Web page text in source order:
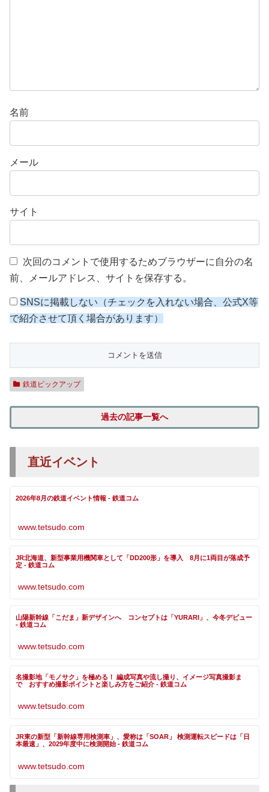
名前
メール
サイト
次回のコメントで使用するためブラウザーに自分の名
前、メールアドレス、サイトを保存する。
SNSに掲載しない（チェックを入れない場合、公式X等
で紹介させて頂く場合があります）
鉄道ピックアップ
過去の記事一覧へ
直近イベント
2026年8月の鉄道イベント情報 - 鉄道コム
www.tetsudo.com
JR北海道、新型事業用機関車として「DD200形」を導入 8月に1両目が落成予
定 - 鉄道コム
www.tetsudo.com
山陽新幹線「こだま」新デザインへ コンセプトは「YURARI」、今冬デビュー
- 鉄道コム
www.tetsudo.com
名撮影地「モノサク」を極める！ 編成写真や流し撮り、イメージ写真撮影ま
で おすすめ撮影ポイントと楽しみ方をご紹介 - 鉄道コム
www.tetsudo.com
JR東の新型「新幹線専用検測車」、愛称は「SOAR」 検測運転スピードは「日
本最速」、2029年度中に検測開始 - 鉄道コム
www.tetsudo.com